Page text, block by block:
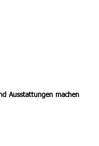
Ausstattungen machen